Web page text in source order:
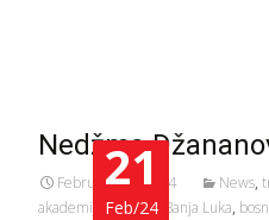
21
Feb/24
Nedžma
February 21, 2024 News,
akademija za žene, Banja Luka,